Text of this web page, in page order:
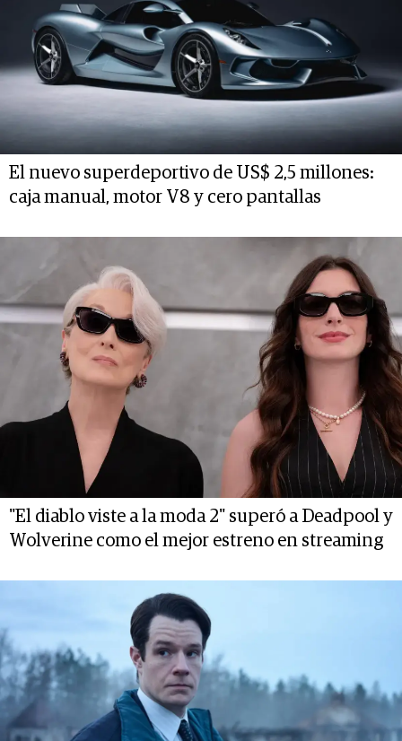
El nuevo superdeportivo de US$ 2,5 millones:
caja manual, motor V8 y cero pantallas
"El diablo viste a la moda 2" superó a Deadpool y
Wolverine como el mejor estreno en streaming